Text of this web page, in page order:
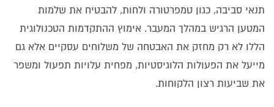
תנאי סביבה, כגון טמפרטורה ולחות, להבטיח את שלמות
המטען הרגיש במהלך המעבר. אימוץ ההתקדמות הטכנולוגית
הללו לא רק מחזק את האבטחה של משלוחים עסקיים אלא גם
מייעל את הפעולות הלוגיסטיות, מפחית עלויות תפעול ומשפר
את שביעות רצון הלקוחות.